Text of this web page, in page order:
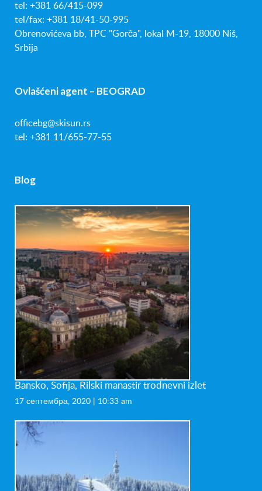
tel: +381 66/415-099
tel/fax: +381 18/41-50-995
Obrenovićeva bb, TPC "Gorča", lokal M-19, 18000 Niš,
Srbija
Ovlašćeni agent – BEOGRAD
officebg@skisun.rs
tel: +381 11/655-77-55
Blog
Bansko, Sofija, Rilski manastir trodnevni izlet
17 септембра, 2020 | 10:33 am